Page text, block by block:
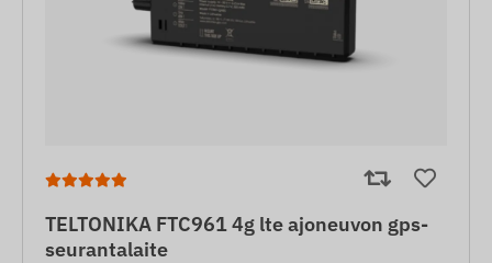
TELTONIKA FTC961 4g lte ajoneuvon gps-
seurantalaite